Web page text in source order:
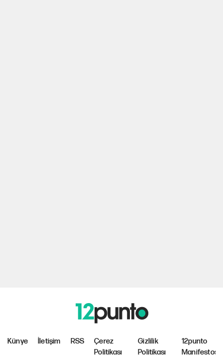
Künye İletişim RSS
Çerez
Politikası
Gizlilik
Politikası
12punto
Manifestosu